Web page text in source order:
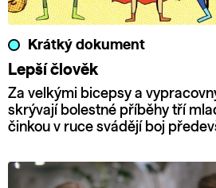
Krátký dokument
Lepší člověk
Za velkými bicepsy a
skrývají bolestné příběhy tří
činkou v ruce svádějí boj